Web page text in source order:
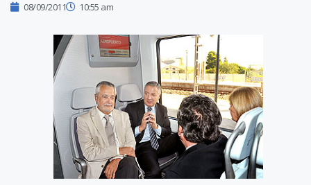
08/09/2011 10:55 am